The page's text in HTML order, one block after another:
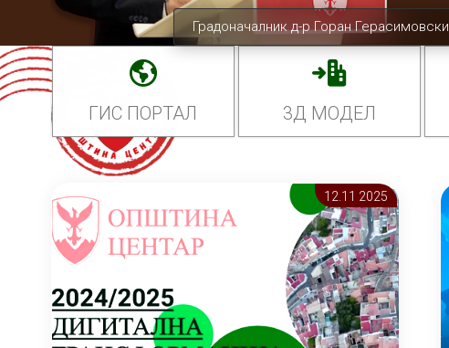
Градоначалник д-р Горан Герасимовски
ГИС ПОРТАЛ 3Д МОДЕЛ
12.11 2025